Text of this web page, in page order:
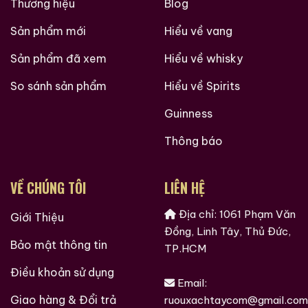
Thương hiệu
Sản phẩm mới
Sản phẩm đã xem
So sánh sản phẩm
Blog
Hiểu về vang
Hiểu về whisky
Hiểu về Spirits
Guinness
Thông báo
VỀ CHÚNG TÔI
Giới Thiệu
Bảo mật thông tin
Điều khoản sử dụng
Giao hàng & Đổi trả
LIÊN HỆ
Địa chỉ: 1061 Phạm Văn
Đồng, Linh Tây, Thủ Đức,
TP.HCM
Email:
ruouxachtaycom@gmail.com